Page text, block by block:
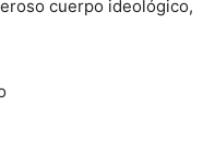
cuerpo ideológico,